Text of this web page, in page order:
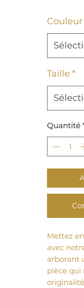
Couleur
Taille *
Quantité
Mettez
avec
arborant
pièce qui